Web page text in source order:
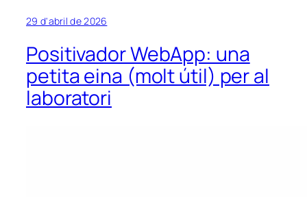
29 d'abril de 2026
Positivador WebApp: una
petita eina (molt útil) per al
laboratori